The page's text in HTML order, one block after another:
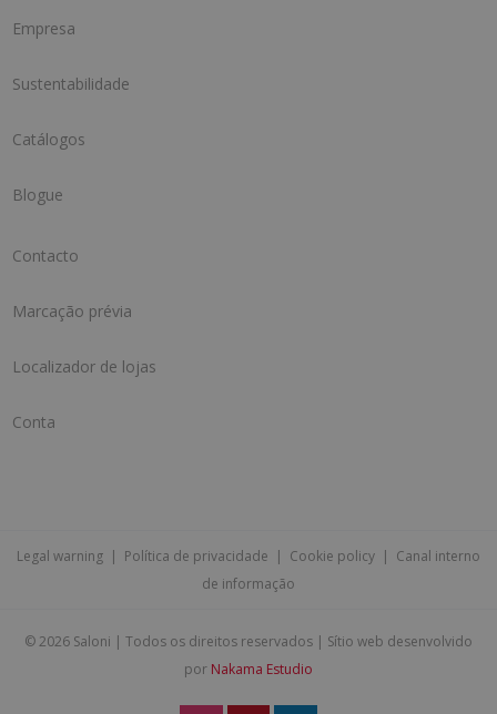
Empresa
Sustentabilidade
Catálogos
Blogue
Contacto
Marcação prévia
Localizador de lojas
Conta
Legal warning | Política de privacidade | Cookie policy | Canal interno
de informação
©2026 Saloni | Todos os direitos reservados | Sítio web desenvolvido
por Nakama Estudio